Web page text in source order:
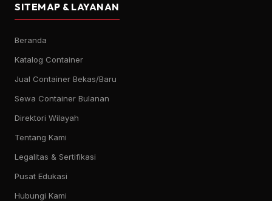
SITEMAP & LAYANAN
Beranda
Katalog Container
Jual Container Bekas/Baru
Sewa Container Bulanan
Direktori Wilayah
Tentang Kami
Legalitas & Sertifikasi
Pusat Edukasi
Hubungi Kami